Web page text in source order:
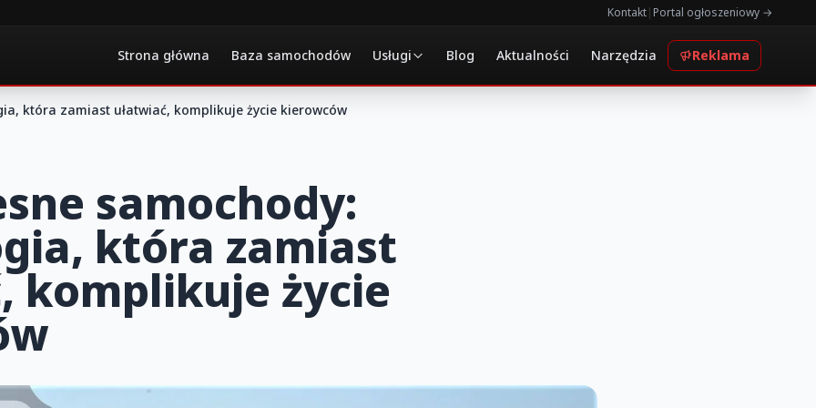
Kontakt| Portal ogłoszeniowy →
Strona główna Baza samochodów Usługi Blog Aktualności Narzędzia Reklama
która zamiast ułatwiać, komplikuje życie kierowców
samochody:
która zamiast
komplikuje życie